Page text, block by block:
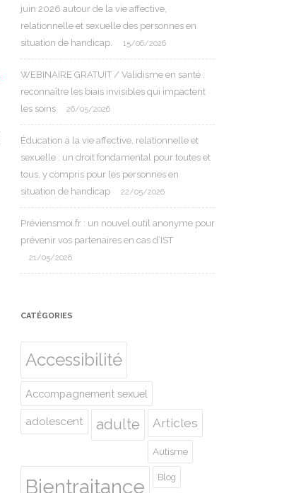
juin 2026 autour de la vie affective,
relationnelle et sexuelle des personnes en
situation de handicap.
15/06/2026
WEBINAIRE GRATUIT / Validisme en santé :
reconnaître les biais invisibles qui impactent
les soins
26/05/2026
Éducation à la vie affective, relationnelle et
sexuelle : un droit fondamental pour toutes et
tous, y compris pour les personnes en
situation de handicap
22/05/2026
Préviensmoi.fr : un nouvel outil anonyme pour
prévenir vos partenaires en cas d’IST
21/05/2026
CATÉGORIES
Accessibilité
Accompagnement sexuel
adolescent adulte Articles
Autisme
Bientraitance Blog